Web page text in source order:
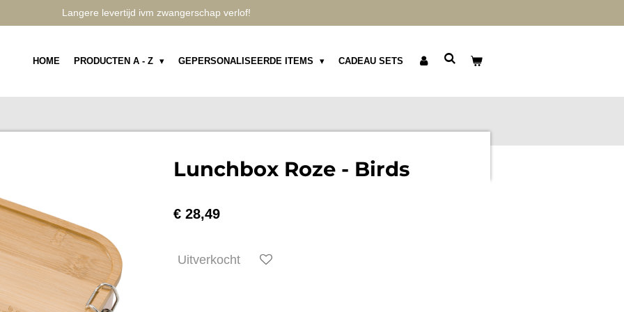
Langere levertijd ivm zwangerschap verlof!
HOME PRODUCTEN A - Z GEPERSONALISEERDE ITEMS CADEAU SETS
Lunchbox Roze - Birds
€ 28,49
Uitverkocht